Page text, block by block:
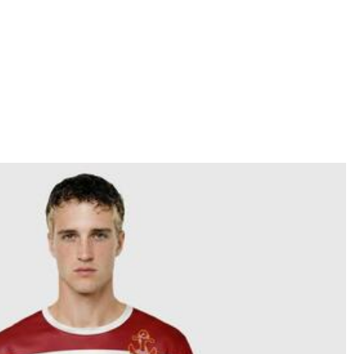
Wenn es außerhalb der Geschäftszeiten ist, hinterlassen Sie
PayPal und dem Kreditkartenunternehmen abgewickelt.
es sei denn, dies ist Teil der Erbringung einer Dienstleistung für Sie -
und Profilerstellung oder wenn wir Ihre ausdrückliche Zustimmung
Logo, einen Namen oder Nummer, legen Sie es in den Warenkorb und